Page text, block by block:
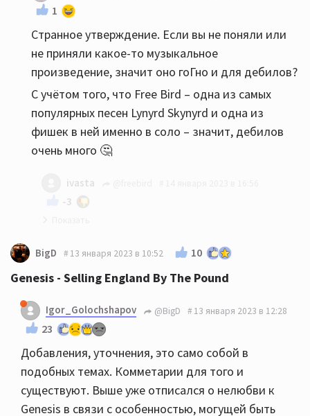
1
Странное утверждение. Если вы не поняли или
не приняли какое-то музыкальное
произведение, значит оно гоГно и для дебилов?
С учётом того, что Free Bird – одна из самых
популярных песен Lynyrd Skynyrd и одна из
фишек в ней именно в соло – значит, дебилов
очень много 🤔
ivasta
-3
Да плевать. Я не говорил про песню. Она
прекрасная, пока дл соляка не доходит.
Да, много. И что? В песне смысл должен быть,
а не пляски в деревне, которые критику
понравились, так как их обычный человек не
сыграет.
У Вас стандартное "Если Вам не нравится, то
не значит".
Да, дебилы не буквально, музыкально. Ибо
BigD 13 января 2023 в 10:52 10
Genesis - Selling England By The Pound
Igor_Golochshapov @BigD 13 января 2023 в 12:28
23
Добавления, уточнения, это само собой в
подобных темах. Комметарии для того и
существуют. Выше уже отписался о нелюбви к
Genesis в связи с особенностью, могущей быть